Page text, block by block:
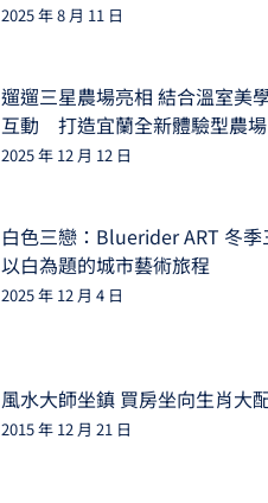
2025 年 8 月 11 日
遛遛三星農場亮相 結合溫室美
互動 打造宜蘭全新體驗型農場
2025 年 12 月 12 日
白色三戀：Bluerider ART 冬
以白為題的城市藝術旅程
2025 年 12 月 4 日
風水大師坐鎮 買房坐向生肖大
2015 年 12 月 21 日